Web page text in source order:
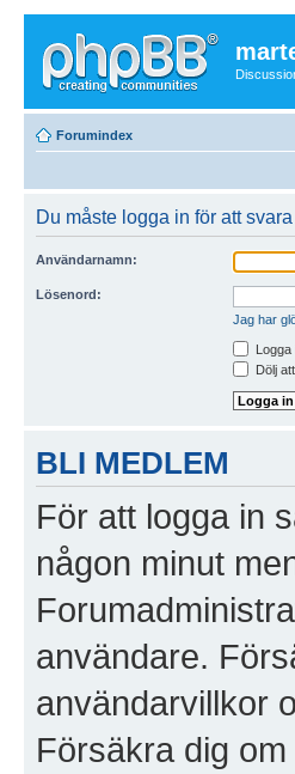
Forumindex
Du måste logga in för att
Användarnamn:
Lösenord:
Jag har
Logga
Dölj
BLI MEDLEM
För att logga in
någon minut
användare.
användarvillkor
Försäkra dig